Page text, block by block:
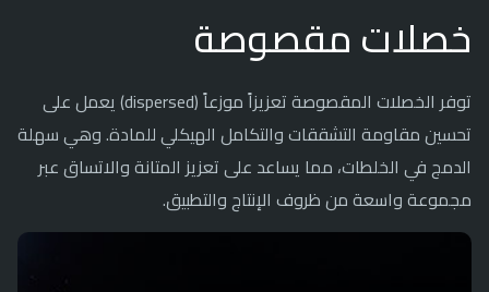
خصلات مقصوصة
توفر الخصلات المقصوصة تعزيزاً موزعاً (dispersed) يعمل على
تحسين مقاومة التشققات والتكامل الهيكلي للمادة. وهي سهلة
الدمج في الخلطات، مما يساعد على تعزيز المتانة والاتساق عبر
مجموعة واسعة من ظروف الإنتاج والتطبيق.